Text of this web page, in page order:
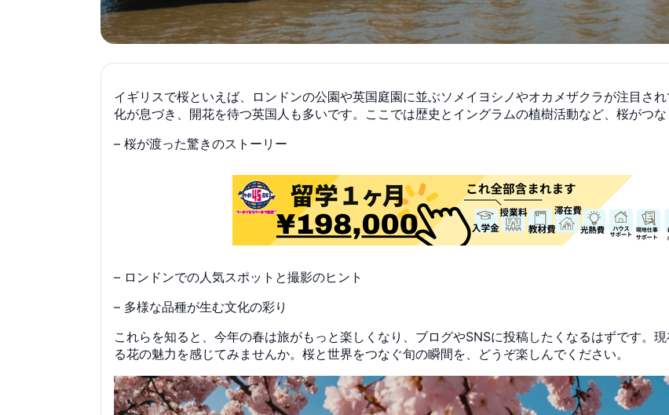
イギリスで桜といえば、ロンドンの公園や英国庭園に並ぶソメイヨシノやオカメザクラが注目さ
化が息づき、開花を待つ英国人も多いです。ここでは歴史とイングラムの植樹活動など、桜がつな
– 桜が渡った驚きのストーリー
– ロンドンでの人気スポットと撮影のヒント
– 多様な品種が生む文化の彩り
これらを知ると、今年の春は旅がもっと楽しくなり、ブログやSNSに投稿したくなるはずです。
る花の魅力を感じてみませんか。桜と世界をつなぐ旬の瞬間を、どうぞ楽しんでください。